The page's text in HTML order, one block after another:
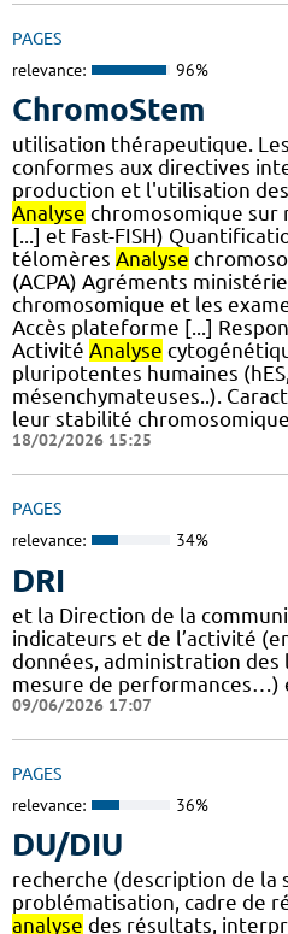
PAGES
relevance: 96%
ChromoStem
utilisation thérapeutique. Les
conformes aux directives
production et l'utilisation
Analyse chromosomique sur
[...] et Fast-FISH)
télomères Analyse
(ACPA) Agréments
chromosomique et les
Accès plateforme [...]
Activité Analyse
pluripotentes humaines (hES,
mésenchymateuses..).
leur stabilité
18/02/2026 15:25
PAGES
relevance: 34%
DRI
et la Direction de la
indicateurs et de l’activité
données, administration des
mesure de performances…)
09/06/2026 17:07
PAGES
relevance: 36%
DU/DIU
recherche (description de la
problématisation, cadre de
analyse des résultats,